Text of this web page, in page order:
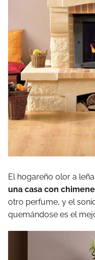
El hogareño olor a
una casa con
otro perfume, y el
quemándose es el